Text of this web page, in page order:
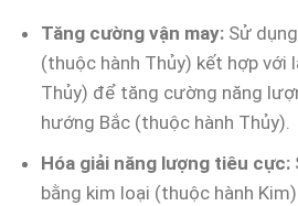
Tăng cường vận may: Sử
(thuộc hành Thủy) kết hợp với
Thủy) để tăng cường năng
hướng Bắc (thuộc hành Thủy).
Hóa giải năng lượng tiêu cực:
bằng kim loại (thuộc hành